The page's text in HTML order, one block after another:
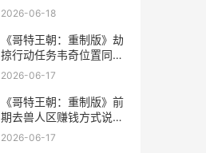
钥匙
2026-06-18
《哥特王朝：重制版》劫
掠行动任务韦奇位置同享
哥特王朝重制版攻略
2026-06-17
《哥特王朝：重制版》前
期去兽人区赚钱方式说明
哥特王朝重制版mod
2026-06-17